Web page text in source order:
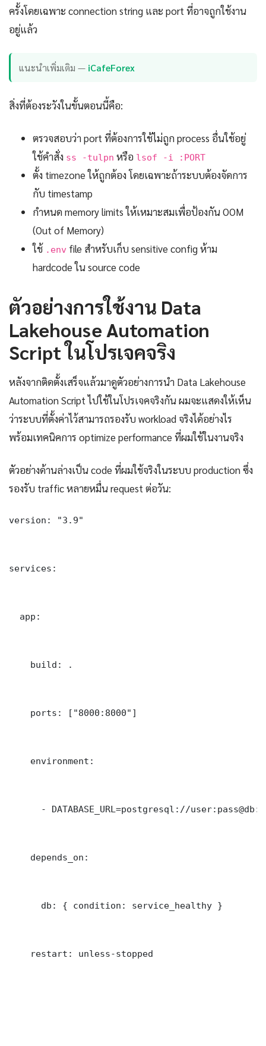
ครั้งโดยเฉพาะ connection string และ port ที่อาจถูกใช้งาน
อยู่แล้ว
แนะนำเพิ่มเติม — iCafeForex
สิ่งที่ต้องระวังในขั้นตอนนี้คือ:
ตรวจสอบว่า port ที่ต้องการใช้ไม่ถูก process อื่นใช้อยู่
ใช้คำสั่ง ss -tulpn หรือ lsof -i :PORT
ตั้ง timezone ให้ถูกต้อง โดยเฉพาะถ้าระบบต้องจัดการ
กับ timestamp
กำหนด memory limits ให้เหมาะสมเพื่อป้องกัน OOM
(Out of Memory)
ใช้ .env file สำหรับเก็บ sensitive config ห้าม
hardcode ใน source code
ตัวอย่างการใช้งาน Data
Lakehouse Automation
Script ในโปรเจคจริง
หลังจากติดตั้งเสร็จแล้วมาดูตัวอย่างการนำ Data Lakehouse
Automation Script ไปใช้ในโปรเจคจริงกัน ผมจะแสดงให้เห็น
ว่าระบบที่ตั้งค่าไว้สามารถรองรับ workload จริงได้อย่างไร
พร้อมเทคนิคการ optimize performance ที่ผมใช้ในงานจริง
ตัวอย่างด้านล่างเป็น code ที่ผมใช้จริงในระบบ production ซึ่ง
รองรับ traffic หลายหมื่น request ต่อวัน:
version: "3.9"
services:
  app:
    build: .
    ports: ["8000:8000"]
    environment:
- DATABASE_URL=postgresql://
    depends_on:
      db: { condition: service_healthy }
    restart: unless-stopped